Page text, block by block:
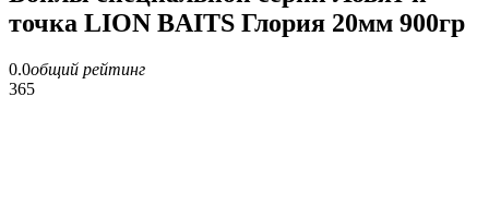
точка LION BAITS Глория 20мм 900гр
0.0общий рейтинг
365